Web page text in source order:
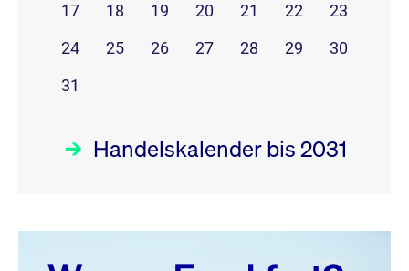
17
18 19 20 21 22
23
24
25 26 27 28 29
30
31
Handelskalender bis 2031
August 26